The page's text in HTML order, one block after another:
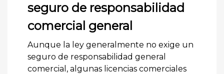
seguro de responsabilidad
comercial general
Aunque la ley generalmente no exige un
seguro de responsabilidad general
comercial, algunas licencias comerciales